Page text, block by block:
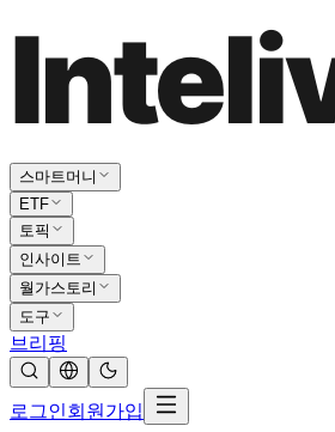
스마트머니
ETF
토픽
인사이트
월가스토리
도구
브리핑
로그인회원가입